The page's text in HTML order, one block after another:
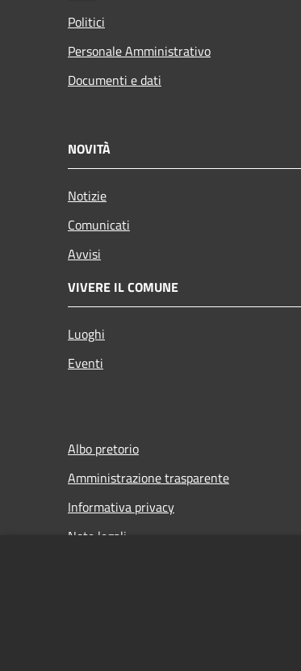
Politici
Personale Amministrativo
Documenti e dati
NOVITÀ
Notizie
Comunicati
Avvisi
VIVERE IL COMUNE
Luoghi
Eventi
Albo pretorio
Amministrazione trasparente
Informativa privacy
Note legali